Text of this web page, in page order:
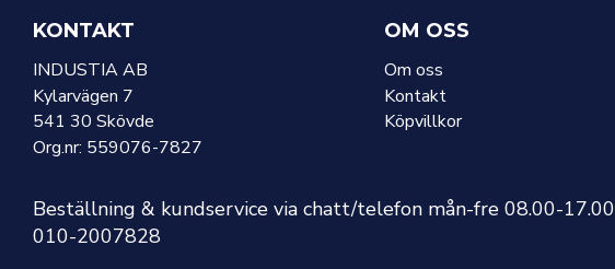
KONTAKT
INDUSTIA AB
Kylarvägen 7
541 30 Skövde
Org.nr: 559076-7827
OM OSS
Om oss
Kontakt
Köpvillkor
Beställning & kundservice via chatt/telefon mån-fre 08.00-17.00
010-2007828